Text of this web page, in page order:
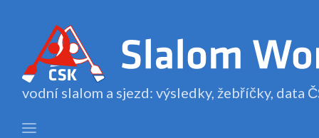
vodní slalom a sjezd: výsledky, žebříčky, data